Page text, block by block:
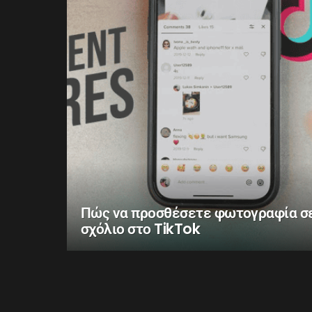
Πώς να προσθέσετε φωτογραφία
σχόλιο στο TikTok